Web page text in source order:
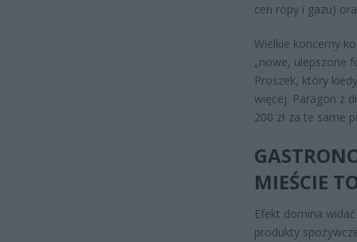
cen ropy i gazu)
Wielkie koncerny
„nowe, ulepszone
Proszek, który
więcej. Paragon z
200 zł za te same
MIEŚCIE
Efekt domina
produkty